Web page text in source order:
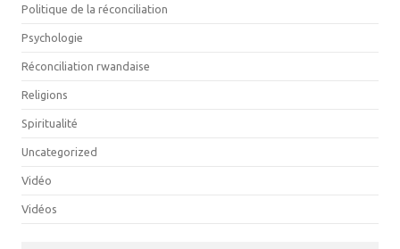
Politique de la réconciliation
Psychologie
Réconciliation rwandaise
Religions
Spiritualité
Uncategorized
Vidéo
Vidéos